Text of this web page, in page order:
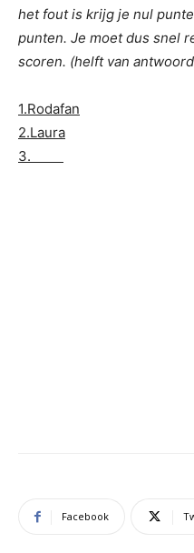
het fout is krijg je nul
punten. Je moet dus snel
scoren. (helft van
1.Rodafan
2.Laura
3.
Facebook